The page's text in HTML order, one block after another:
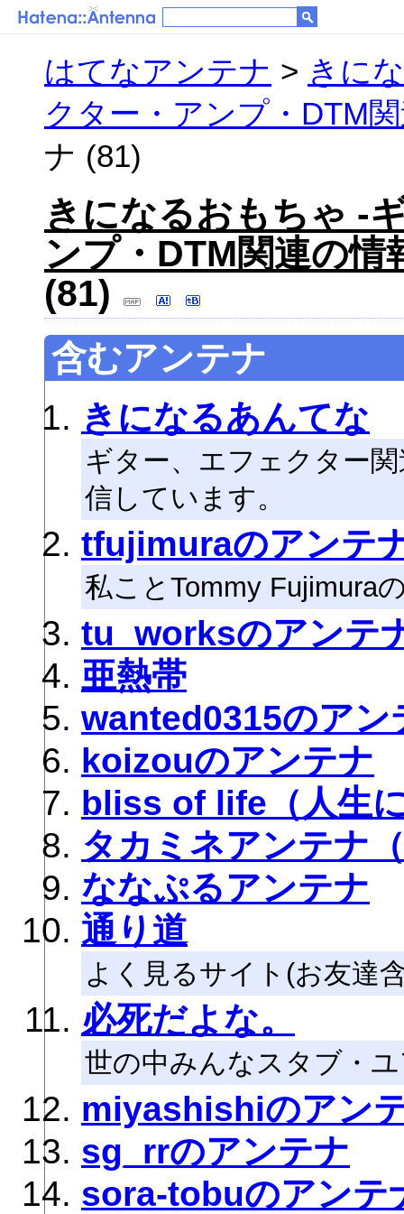
はてなアンテナ > きに
クター・アンプ・DTM
ナ (81)
きになるおもちゃ -
ンプ・DTM関連の情
(81)
含むアンテナ
きになるあんてな
ギター、エフェクター
信しています。
tfujimuraのアンテ
私ことTommy Fujimura
tu_worksのアンテ
亜熱帯
wanted0315のアン
koizouのアンテナ
bliss of life（人生
タカミネアンテナ
ななぷるアンテナ
通り道
よく見るサイト(お友達
必死だよな。
世の中みんなスタブ・
miyashishiのアン
sg_rrのアンテナ
sora-tobuのアンテ